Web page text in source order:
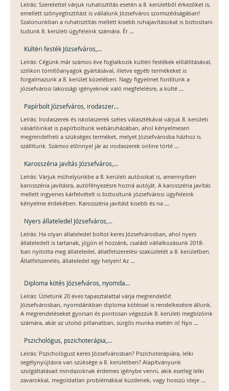
Leírás: Szeretettel várjuk ruhatisztítás esetén a 8. kerületből érkezőket is,
emellett szőnyegtisztítást is vállalunk Józsefváros szomszédságában!
Szalonunkban a ruhatisztítás mellett kisebb ruhajavításokat is biztosítani
tudunk 8. kerületi ügyfeleink számára. Ér ...
Kültéri festék Józsefváros,...
Leírás: Cégünk már számos éve foglalkozik kültéri festékek előállításával,
szilikon tömítőanyagok gyártásával, illetve egyéb termékeket is
forgalmazunk a 8. kerület közelében. Nagy figyelmet fordítunk a
józsefvárosi lakossági igényeknek való megfelelésre, a külté ...
Papírbolt Józsefváros, irodaszer...
Leírás: Irodaszerek és iskolaszerek széles választékával várjuk 8. kerületi
vásárlóinkat is papírboltunk webáruházában, ahol kényelmesen
megrendelheti a szükséges terméket, melyet Józsefvárosba házhoz is
szállítunk. Számos előnnyel jár az irodaszerek online törté ...
Karosszéria javítás Józsefváros,...
Leírás: Várjuk műhelyünkbe a 8. kerületi autósokat is, amennyiben
karosszéria javításra, autófényezésre hozná autóját. A karosszéria javítás
mellett ingyenes kárfelvételt is biztosítunk józsefvárosi ügyfeleink
kényelme érdekében. Karosszéria javítást kisebb és na ...
Nyers állateledel Józsefváros,...
Leírás: Ha olyan állateledel boltot keres Józsefvárosban, ahol nyers
állateledelt is tartanak, jöjjön el hozzánk, családi vállalkozásunk 2018-
ban nyitotta meg állateledel, állatfelszerelési szaküzletét a 8. kerületben.
Állatfelszerelés, állateledel egy helyen! Az ...
Diploma kötés Józsefváros, nyomda...
Leírás: Üzletünk 20 éves tapasztalattal várja megrendelőit
Józsefvárosban, nyomdánkban diploma kötéssel is rendelkezésre állunk.
A megrendeléseket gyorsan és pontosan végezzük 8. kerületi megbízóink
számára, akár az utolsó pillanatban, sürgős munka esetén is! Nyo ...
Pszichológus, pszichoterápia,...
Leírás: Pszichológust keres Józsefvárosban? Pszichoterápiára, lelki
segélynyújtásra van szüksége a 8. kerületben? Alapítványunk
szolgáltatásait mindazoknak érdemes igénybe venni, akik esetleg lelki
zavarokkal, megoldatlan problémákkal küzdenek, vagy hosszú ideje ...